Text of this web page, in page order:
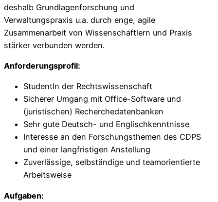
deshalb Grundlagenforschung und
Verwaltungspraxis u.a. durch enge, agile
Zusammenarbeit von Wissenschaftlern und Praxis
stärker verbunden werden.
Anforderungsprofil:
StudentIn der Rechtswissenschaft
Sicherer Umgang mit Office-Software und
(juristischen) Recherchedatenbanken
Sehr gute Deutsch- und Englischkenntnisse
Interesse an den Forschungsthemen des CDPS
und einer langfristigen Anstellung
Zuverlässige, selbständige und teamorientierte
Arbeitsweise
Aufgaben: